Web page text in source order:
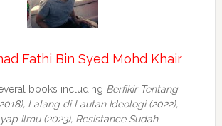
Fathi Bin Syed Mohd Khair
books including Berfikir Tentang
Lalang di Lautan Ideologi (2022),
Ilmu (2023), Resistance Sudah